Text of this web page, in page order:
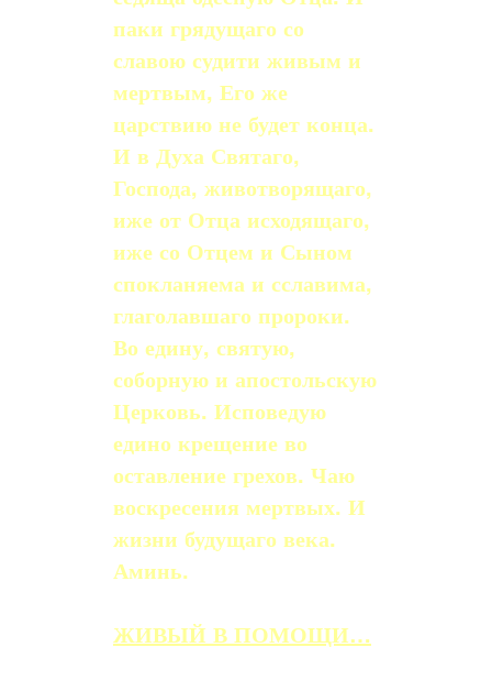
паки грядущаго со
славою судити живым и
мертвым, Его же
царствию не будет конца.
И в Духа Святаго,
Господа, животворящаго,
иже от Отца исходящаго,
иже со Отцем и Сыном
спокланяема и сславима,
глаголавшаго пророки.
Во едину, святую,
соборную и апостольскую
Церковь. Исповедую
едино крещение во
оставление грехов. Чаю
воскресения мертвых. И
жизни будущаго века.
Аминь.
ЖИВЫЙ В ПОМОЩИ…